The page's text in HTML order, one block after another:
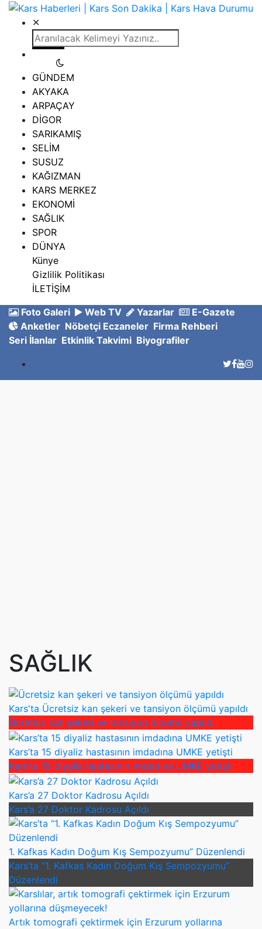
✕
GÜNDEM
AKYAKA
ARPAÇAY
DİGOR
SARIKAMIŞ
SELİM
SUSUZ
KAĞIZMAN
KARS MERKEZ
EKONOMİ
SAĞLIK
SPOR
DÜNYA
Künye
Gizlilik Politikası
İLETİŞİM
Foto Galeri
Web TV Yazarlar
E-Gazete
Anketler Nöbetçi Eczaneler Firma Rehberi
Seri İlanlar Etkinlik Takvimi Biyografiler
SAĞLIK
Kars'ta Ücretsiz kan şekeri ve tansiyon ölçümü yapıldı
Ücretsiz kan şekeri ve tansiyon ölçümü yapıldı
Kars’ta 15 diyaliz hastasının imdadına UMKE yetişti
Kars’ta 15 diyaliz hastasının imdadına UMKE yetişti
Kars’a 27 Doktor Kadrosu Açıldı
Kars’a 27 Doktor Kadrosu Açıldı
1. Kafkas Kadın Doğum Kış Sempozyumu” Düzenlendi
Kars’ta “1. Kafkas Kadın Doğum Kış Sempozyumu”
Düzenlendi
Artık tomografi çektirmek için Erzurum yollarına